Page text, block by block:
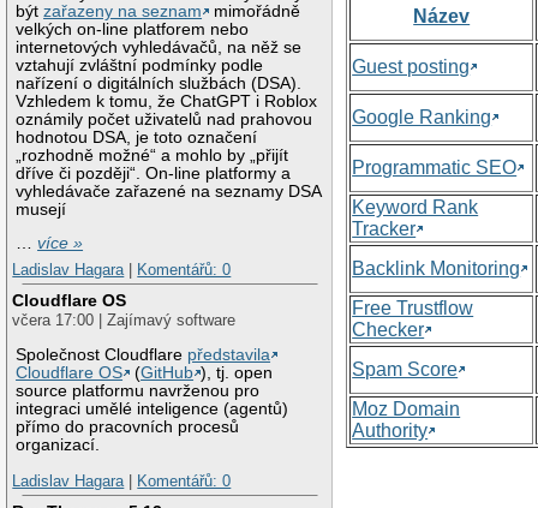
býtzařazeny na seznam
mimořádně
velkých on-line platforem nebo
internetových vyhledávačů, na něž se
vztahují zvláštní podmínky podle
nařízení o digitálních službách (DSA).
Vzhledem k tomu, že ChatGPT i Roblox
oznámily počet uživatelů nad prahovou
hodnotou DSA, je toto označení
„rozhodně možné“ a mohlo by „přijít
dříve či později“. On-line platformy a
vyhledávače zařazené na seznamy DSA
musejí
…více »
Ladislav Hagara
Komentářů: 0
Cloudflare OS
včera 17:00 | Zajímavý software
Společnost Cloudflare představila
Cloudflare OS
(GitHub ), tj. open
source platformu navrženou pro
integraci umělé inteligence (agentů)
přímo do pracovních procesů
organizací.
Ladislav Hagara
Komentářů: 0
Název
Guest posting
Google Ranking
Programmatic SEO
Keyword Rank
Tracker
Backlink Monitoring
Free Trustflow
Checker
Spam Score
Moz Domain
Authority